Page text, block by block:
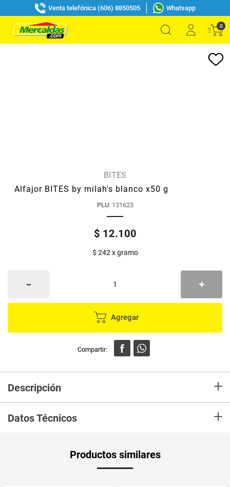
Venta telefónica (606) 8850505 Whatsapp
0
BITES
Alfajor BITES by milah's blanco x50 g
PLU: 131623
$ 12.100
$ 242xgramo
Agregar
Descripción +
Datos Técnicos +
Productos similares